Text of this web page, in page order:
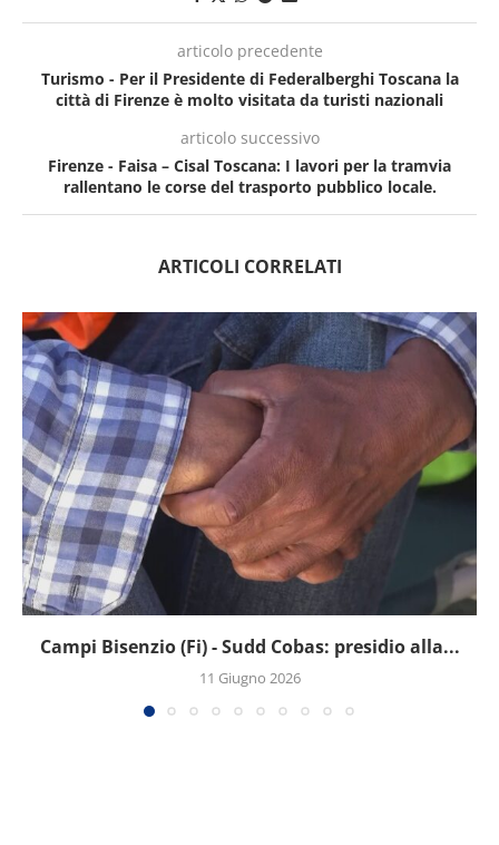
articolo precedente
Turismo - Per il Presidente di Federalberghi Toscana la
città di Firenze è molto visitata da turisti nazionali
articolo successivo
Firenze - Faisa – Cisal Toscana: I lavori per la tramvia
rallentano le corse del trasporto pubblico locale.
ARTICOLI CORRELATI
Campi Bisenzio (Fi) - Sudd Cobas: presidio alla...
11 Giugno 2026